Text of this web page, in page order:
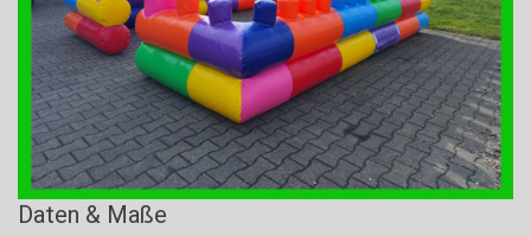
Daten & Maße